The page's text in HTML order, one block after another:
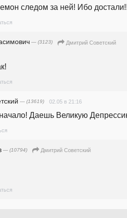
следом за ней! Ибо
— (3123)
Дмитрий Советский
— (13619) 02.05 в 21:16
Даешь Великую
— (10794)
Дмитрий Советский